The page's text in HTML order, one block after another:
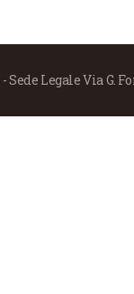
Legale Via G.